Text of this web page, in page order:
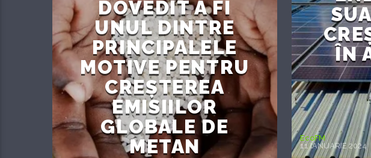
DOVEDIT A FI
UNUL DINTRE
PRINCIPALELE
MOTIVE PENTRU
CREȘTEREA
EMISIILOR
GLOBALE DE
METAN
ÎN
EcoFM
11 IANUARIE 2024